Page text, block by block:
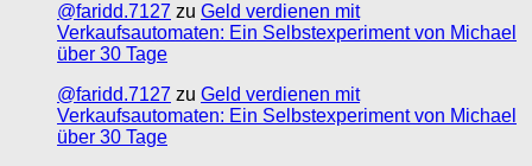
@faridd.7127 zu Geld verdienen mit
Verkaufsautomaten: Ein Selbstexperiment von Michael
über 30 Tage
@faridd.7127 zu Geld verdienen mit
Verkaufsautomaten: Ein Selbstexperiment von Michael
über 30 Tage